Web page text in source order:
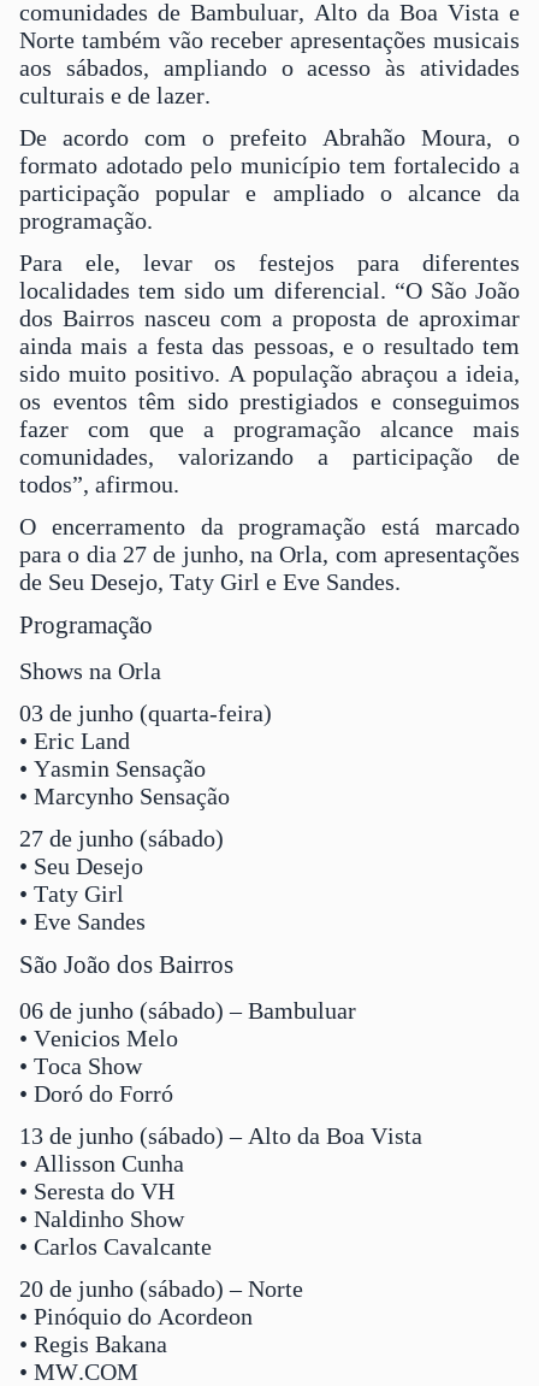
comunidades de Bambuluar, Alto da Boa Vista e
Norte também vão receber apresentações musicais
aos sábados, ampliando o acesso às atividades
culturais e de lazer.
De acordo com o prefeito Abrahão Moura, o
formato adotado pelo município tem fortalecido a
participação popular e ampliado o alcance da
programação.
Para ele, levar os festejos para diferentes
localidades tem sido um diferencial. “O São João
dos Bairros nasceu com a proposta de aproximar
ainda mais a festa das pessoas, e o resultado tem
sido muito positivo. A população abraçou a ideia,
os eventos têm sido prestigiados e conseguimos
fazer com que a programação alcance mais
comunidades, valorizando a participação de
todos”, afirmou.
O encerramento da programação está marcado
para o dia 27 de junho, na Orla, com apresentações
de Seu Desejo, Taty Girl e Eve Sandes.
Programação
Shows na Orla
03 de junho (quarta-feira)
• Eric Land
• Yasmin Sensação
• Marcynho Sensação
27 de junho (sábado)
• Seu Desejo
• Taty Girl
• Eve Sandes
São João dos Bairros
06 de junho (sábado) – Bambuluar
• Venicios Melo
• Toca Show
• Doró do Forró
13 de junho (sábado) – Alto da Boa Vista
• Allisson Cunha
• Seresta do VH
• Naldinho Show
• Carlos Cavalcante
20 de junho (sábado) – Norte
• Pinóquio do Acordeon
• Regis Bakana
• MW.COM